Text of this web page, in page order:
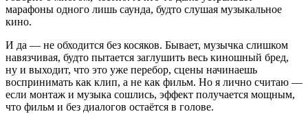
марафоны одного лишь саунда, будто слушая музыкальное
кино.
И да — не обходится без косяков. Бывает, музычка слишком
навязчивая, будто пытается заглушить весь киношный бред,
ну и выходит, что это уже перебор, сцены начинаешь
воспринимать как клип, а не как фильм. Но я лично считаю —
если монтаж и музыка сошлись, эффект получается мощным,
что фильм и без диалогов остаётся в голове.